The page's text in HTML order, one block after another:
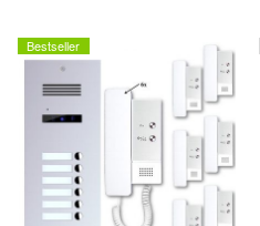
Bestseller